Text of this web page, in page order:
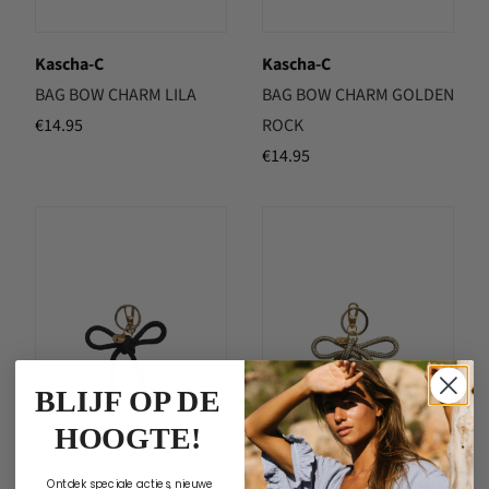
Kascha-C
BAG BOW CHARM LILA
€14.95
Kascha-C
BAG BOW CHARM GOLDEN
ROCK
€14.95
BLIJF OP DE
HOOGTE!
Ontdek speciale acties, nieuwe